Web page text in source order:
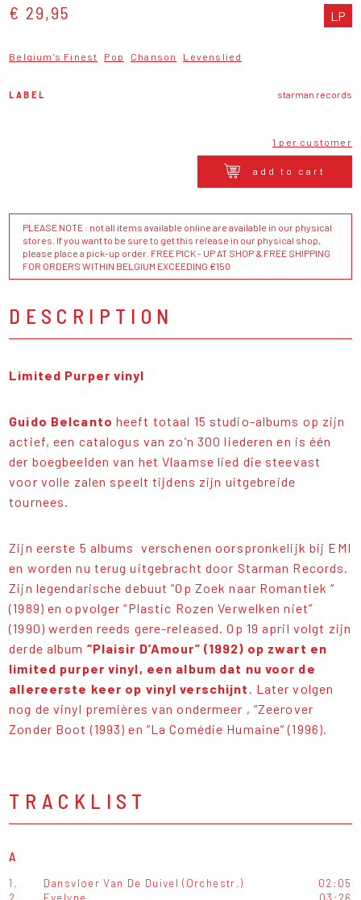
€ 29,95 LP
Belgium's Finest Pop Chanson Levenslied
LABEL starman records
1 per customer
add to cart
PLEASE NOTE : not all items available online are available in our physical
stores. If you want to be sure to get this release in our physical shop,
please place a pick-up order. FREE PICK - UP AT SHOP & FREE SHIPPING
FOR ORDERS WITHIN BELGIUM EXCEEDING €150
DESCRIPTION
Limited Purper vinyl
Guido Belcanto heeft totaal 15 studio-albums op zijn
actief, een catalogus van zo’n 300 liederen en is één
der boegbeelden van het Vlaamse lied die steevast
voor volle zalen speelt tijdens zijn uitgebreide
tournees.
Zijn eerste 5 albums verschenen oorspronkelijk bij EMI
en worden nu terug uitgebracht door Starman Records.
Zijn legendarische debuut “Op Zoek naar Romantiek “
(1989) en opvolger “Plastic Rozen Verwelken niet”
(1990) werden reeds gere-released. Op 19 april volgt zijn
derde album “Plaisir D’Amour” (1992) op zwart en
limited purper vinyl, een album dat nu voor de
allereerste keer op vinyl verschijnt . Later volgen
nog de vinyl premières van ondermeer , “Zeerover
Zonder Boot (1993) en “La Comédie Humaine” (1996).
TRACKLIST
A
1. Dansvloer Van De Duivel (Orchestr.)
02:05